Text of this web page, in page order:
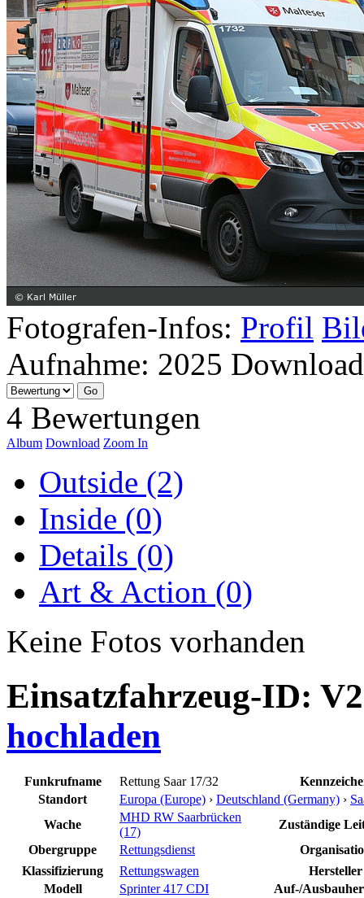
Fotografen-Infos: Profil
Aufnahme: 2025
4 Bewertungen
Album Download Zoom In
Outside (2)
Inside (0)
Details (0)
Art & Action (0)
Keine Fotos vorhanden
Einsatzfahrzeug-ID:
hochladen
Funkrufname Rettung Saar 17/32
Standort
Europa (Europe) › Deutschland (Germany) ›
Wache
MHD RW Saarbrücken
(17)
Zuständige
Obergruppe
Rettungsdienst
Klassifizierung
Rettungswagen
Hersteller
Modell
Sprinter 417 CDI
Auf-/